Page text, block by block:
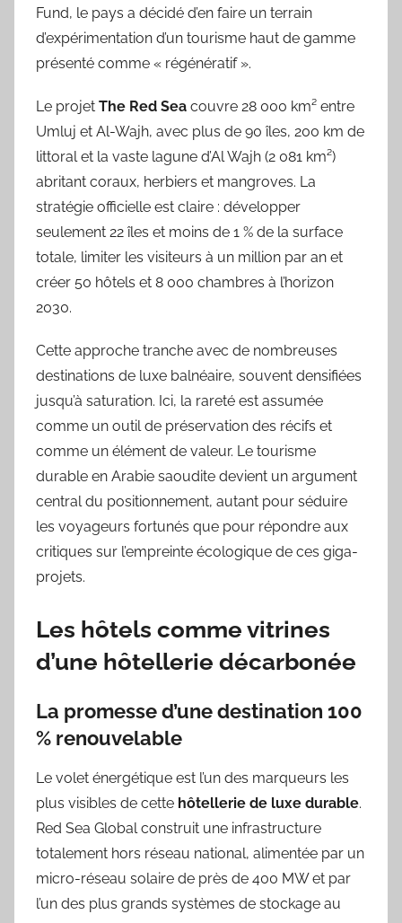
Fund, le pays a décidé d’en faire un terrain
d’expérimentation d’un tourisme haut de gamme
présenté comme « régénératif ».
Le projet The Red Sea couvre 28 000 km² entre
Umluj et Al-Wajh, avec plus de 90 îles, 200 km de
littoral et la vaste lagune d’Al Wajh (2 081 km²)
abritant coraux, herbiers et mangroves. La
stratégie officielle est claire : développer
seulement 22 îles et moins de 1 % de la surface
totale, limiter les visiteurs à un million par an et
créer 50 hôtels et 8 000 chambres à l’horizon
2030.
Cette approche tranche avec de nombreuses
destinations de luxe balnéaire, souvent densifiées
jusqu’à saturation. Ici, la rareté est assumée
comme un outil de préservation des récifs et
comme un élément de valeur. Le tourisme
durable en Arabie saoudite devient un argument
central du positionnement, autant pour séduire
les voyageurs fortunés que pour répondre aux
critiques sur l’empreinte écologique de ces giga-
projets.
Les hôtels comme vitrines
d’une hôtellerie décarbonée
La promesse d’une destination 100
% renouvelable
Le volet énergétique est l’un des marqueurs les
plus visibles de cette hôtellerie de luxe durable.
Red Sea Global construit une infrastructure
totalement hors réseau national, alimentée par un
micro-réseau solaire de près de 400 MW et par
l’un des plus grands systèmes de stockage au